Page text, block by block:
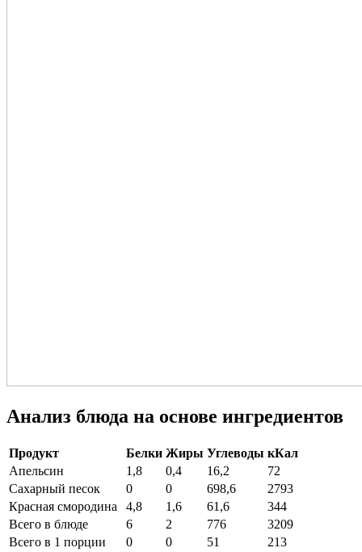
Анализ блюда на основе ингредиентов
Продукт Белки Жиры Углеводы кКал
Апельсин
1,8 0,4 16,2
72
Сахарный песок
0 0 698,6
2793
Красная смородина
4,8 1,6 61,6
344
Всего в блюде
6 2 776
3209
Всего в 1 порции
0 0 51
213